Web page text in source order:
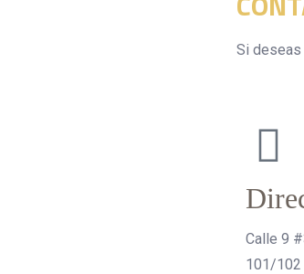
Si deseas
Calle 9
101/102